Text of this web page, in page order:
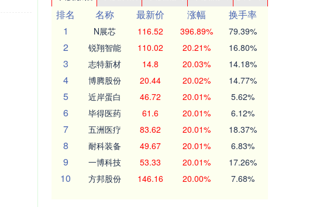
排名
名称 最新价 涨幅
换手率
1
N展芯 116.52 396.89% 79.39%
2 锐翔智能 110.02 20.21% 16.80%
3 志特新材 14.8 20.03% 14.18%
4 博腾股份 20.44 20.02% 14.77%
5 近岸蛋白 46.72 20.01% 5.62%
6 毕得医药 61.6 20.01% 6.12%
7 五洲医疗 83.62 20.01% 18.37%
8 耐科装备 49.67 20.01% 6.83%
9 一博科技 53.33 20.01% 17.26%
10 方邦股份 146.16 20.00% 7.68%